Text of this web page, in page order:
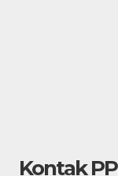
Kontak